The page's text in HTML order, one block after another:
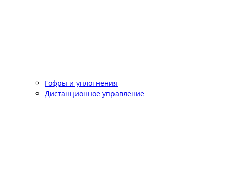
Гофры и уплотнения
Дистанционное управление